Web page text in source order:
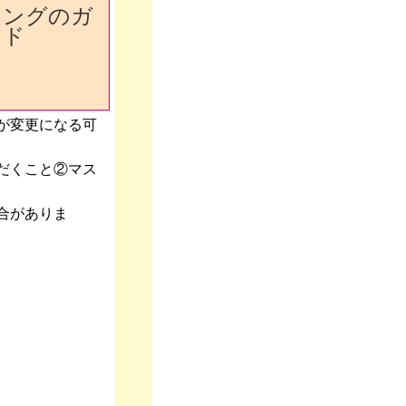
グのガ
変更になる可
くこと②マス
がありま